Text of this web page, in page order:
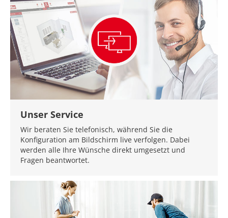
Unser Service
Wir beraten Sie telefonisch, während Sie die
Konfiguration am Bildschirm live verfolgen. Dabei
werden alle Ihre Wünsche direkt umgesetzt und
Fragen beantwortet.